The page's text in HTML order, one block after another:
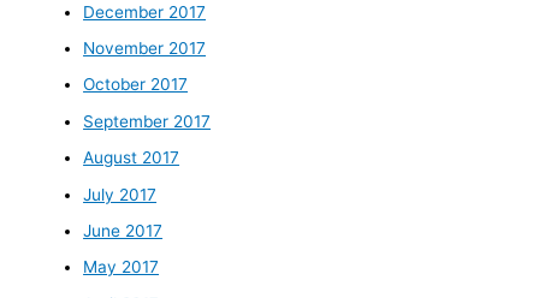
December 2017
November 2017
October 2017
September 2017
August 2017
July 2017
June 2017
May 2017